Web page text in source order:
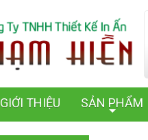
GIỚI THIỆU
+
SẢN PHẨM